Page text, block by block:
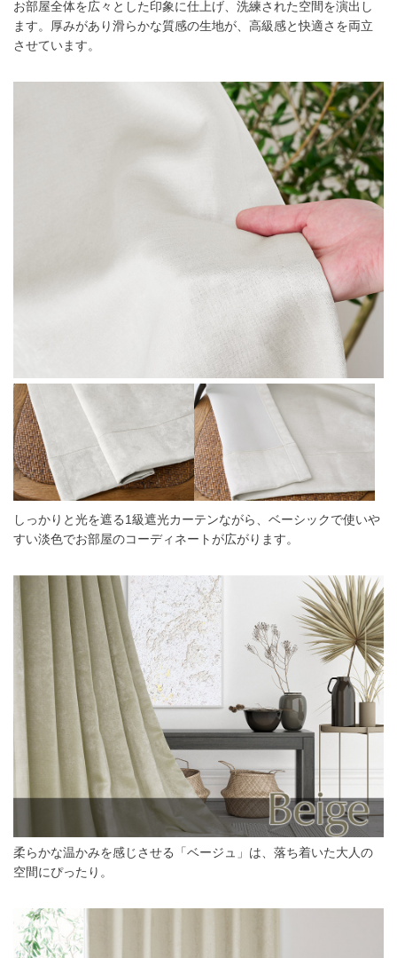
お部屋全体を広々とした印象に仕上げ、洗練された空間を演出し
ます。厚みがあり滑らかな質感の生地が、高級感と快適さを両立
させています。
しっかりと光を遮る1級遮光カーテンながら、ベーシックで使いや
すい淡色でお部屋のコーディネートが広がります。
柔らかな温かみを感じさせる「ベージュ」は、落ち着いた大人の
空間にぴったり。